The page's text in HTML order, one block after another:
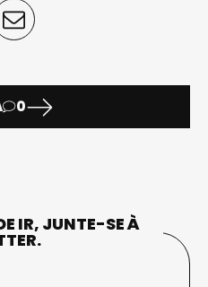
0
IR, JUNTE-SE À